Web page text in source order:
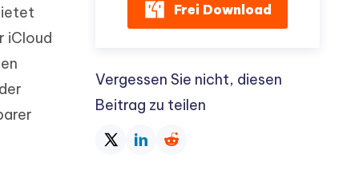
iCloud
Frei Download
Vergessen Sie nicht, diesen
Beitrag zu teilen